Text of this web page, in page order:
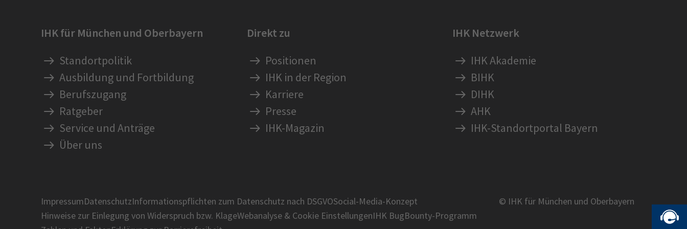
IHK für München und Oberbayern
Standortpolitik
Ausbildung und Fortbildung
Berufszugang
Ratgeber
Service und Anträge
Über uns
Direkt zu
Positionen
IHK in der Region
Karriere
Presse
IHK-Magazin
IHK Netzwerk
IHK Akademie
BIHK
DIHK
AHK
IHK-Standortportal Bayern
ImpressumDatenschutzInformationspflichten zum Datenschutz nach DSGVOSocial-Media-Konzept
Hinweise zur Einlegung von Widerspruch bzw. KlageWebanalyse & Cookie EinstellungenIHK BugBounty-Programm
© IHK für München und Oberbayern